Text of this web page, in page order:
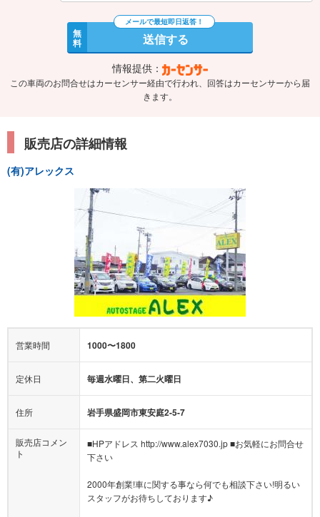
無
料 送信する
情報提供：
この車両のお問合せはカーセンサー経由で行われ、回答はカーセンサーから届
きます。
販売店の詳細情報
(有)アレックス
営業時間 1000〜1800
定休日 毎週水曜日、第二火曜日
住所 岩手県盛岡市東安庭2-5-7
販売店コメン
ト
■HPアドレス http://www.alex7030.jp ■お気軽にお問合せ
下さい
2000年創業!車に関する事なら何でも相談下さい!明るい
スタッフがお待ちしております♪